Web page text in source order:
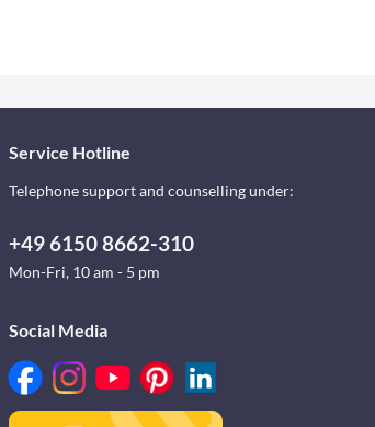
Service Hotline
Telephone support and counselling under:
+49 6150 8662-310
Mon-Fri, 10 am - 5 pm
Social Media